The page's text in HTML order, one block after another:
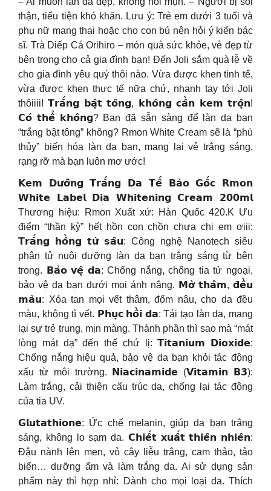
thận, tiểu tiện khó khăn. Lưu ý: Trẻ em dưới 3 tuổi và
phụ nữ mang thai hoặc cho con bú nên hỏi ý kiến bác
sĩ. Trà Diếp Cá Orihiro – món quà sức khỏe, vẻ đẹp từ
bên trong cho cả gia đình bạn! Đến Joli sắm quà lễ về
cho gia đình yêu quý thôi nào. Vừa được khen tinh tế,
vừa được khen thực tế nữa chứ, nhanh tay tới Joli
thôiiii! 𝗧𝗿𝗮̆́𝗻𝗴 𝗯𝗮̣̂𝘁 𝘁𝗼̂𝗻𝗴, 𝗸𝗵𝗼̂𝗻𝗴 𝗰𝗮̂̀𝗻 𝗸𝗲𝗺 𝘁𝗿𝗼̣̂𝗻!
𝗖𝗼́ 𝘁𝗵𝗲̂̉ 𝗸𝗵𝗼̂𝗻𝗴? Bạn đã sẵn sàng để làn da bạn
“trắng bật tông” không? Rmon White Cream sẽ là “phù
thủy” biến hóa làn da bạn, mang lại vẻ trắng sáng,
rạng rỡ mà bạn luôn mơ ước!
𝗞𝗲𝗺 𝗗𝘂̛𝗼̛̃𝗻𝗴 𝗧𝗿𝗮̆́𝗻𝗴 𝗗𝗮 𝗧𝗲̂́ 𝗕𝗮̀𝗼 𝗚𝗼̂́𝗰 𝗥𝗺𝗼𝗻
𝗪𝗵𝗶𝘁𝗲 𝗟𝗮𝗯𝗲𝗹 𝗗𝗶𝗮 𝗪𝗵𝗶𝘁𝗲𝗻𝗶𝗻𝗴 𝗖𝗿𝗲𝗮𝗺 𝟮𝟬𝟬𝗺𝗹
Thương hiệu: Rmon Xuất xứ: Hàn Quốc 420.K Ưu
điểm “thần kỳ” hết hồn con chồn chưa chị em ơiii:
𝗧𝗿𝗮̆́𝗻𝗴 𝗵𝗼̂̀𝗻𝗴 𝘁𝘂̛̀ 𝘀𝗮̂𝘂: Công nghệ Nanotech siêu
phân tử nuôi dưỡng làn da bạn trắng sáng từ bên
trong. 𝗕𝗮̉𝗼 𝘃𝗲̣̂ 𝗱𝗮: Chống nắng, chống tia tử ngoại,
bảo vệ da bạn dưới mọi ánh nắng. 𝗠𝗼̛̀ 𝘁𝗵𝗮̂𝗺, 𝗱̄𝗲̂̀𝘂
𝗺𝗮̀𝘂: Xóa tan mọi vết thâm, đốm nâu, cho da đều
màu, không tì vết. 𝗣𝗵𝘂̣𝗰 𝗵𝗼̂̀𝗶 𝗱𝗮: Tái tạo làn da, mang
lại sự trẻ trung, mịn màng. Thành phần thì sao mà “mát
lòng mát dạ” đến thế chứ lị: 𝗧𝗶𝘁𝗮𝗻𝗶𝘂𝗺 𝗗𝗶𝗼𝘅𝗶𝗱𝗲:
Chống nắng hiệu quả, bảo vệ da bạn khỏi tác động
xấu từ môi trường. 𝗡𝗶𝗮𝗰𝗶𝗻𝗮𝗺𝗶𝗱𝗲 (𝗩𝗶𝘁𝗮𝗺𝗶𝗻 𝗕𝟯):
Làm trắng, cải thiện cấu trúc da, chống lại tác động
của tia UV.
𝗚𝗹𝘂𝘁𝗮𝘁𝗵𝗶𝗼𝗻𝗲: Ức chế melanin, giúp da bạn trắng
sáng, không lo sạm da. 𝗖𝗵𝗶𝗲̂́𝘁 𝘅𝘂𝗮̂́𝘁 𝘁𝗵𝗶𝗲̂𝗻 𝗻𝗵𝗶𝗲̂𝗻:
Đậu nành lên men, vỏ cây liễu trắng, cam thảo, tảo
biển… dưỡng ẩm và làm trắng da. Ai sử dụng sản
phẩm này thì hợp nhỉ: Dành cho mọi loại da. Thích